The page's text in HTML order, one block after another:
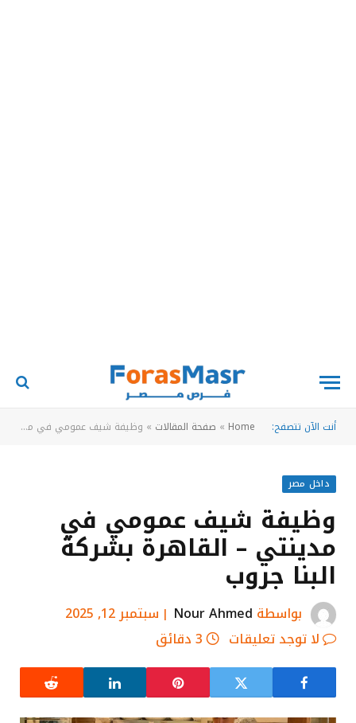
أنت الآن تتصفح: Home
» صفحة المقالات » وظيفة شيف عمومي في مدينتي – القاهرة بشركة البنا جروب
داخل مصر
وظيفة شيف عمومي في
مدينتي – القاهرة بشركة
البنا جروب
بواسطة Nour Ahmed
سبتمبر 12, 2025
لا توجد تعليقات
3 دقائق